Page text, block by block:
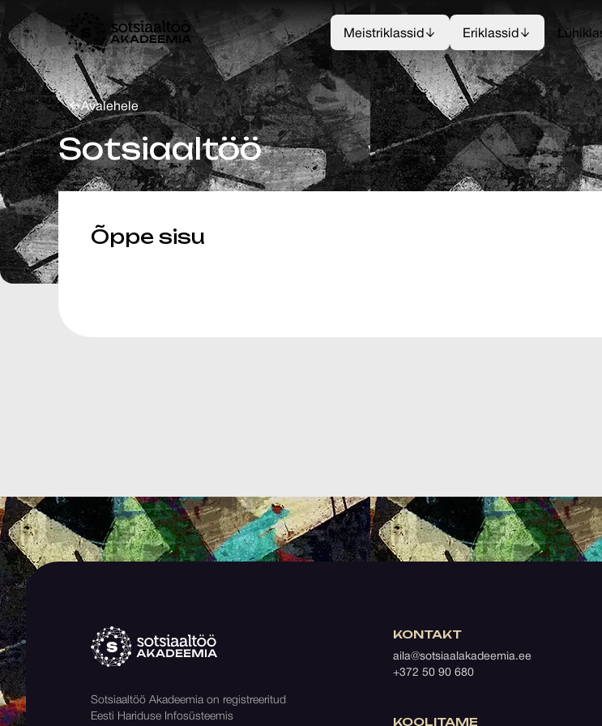
Meistriklassid Eriklassid
Avalehele
Sotsiaaltöö
Õppe sisu
Sotsiaaltöö Akadeemia on registreeritud
Eesti Hariduse Infosüsteemis
KONTAKT
aila@sotsiaalakadeemia.ee
+372 50 90 680
KOOLITAME